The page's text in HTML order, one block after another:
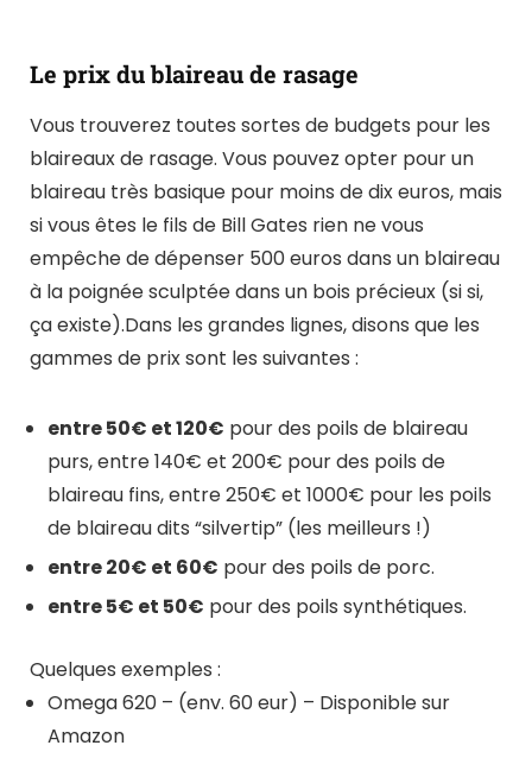
Le prix du blaireau de rasage
Vous trouverez toutes sortes de budgets pour les
blaireaux de rasage. Vous pouvez opter pour un
blaireau très basique pour moins de dix euros, mais
si vous êtes le fils de Bill Gates rien ne vous
empêche de dépenser 500 euros dans un blaireau
à la poignée sculptée dans un bois précieux (si si,
ça existe).Dans les grandes lignes, disons que les
gammes de prix sont les suivantes :
entre 50€ et 120€ pour des poils de blaireau
purs, entre 140€ et 200€ pour des poils de
blaireau fins, entre 250€ et 1000€ pour les poils
de blaireau dits “silvertip” (les meilleurs !)
entre 20€ et 60€ pour des poils de porc.
entre 5€ et 50€ pour des poils synthétiques.
Quelques exemples :
Omega 620 – (env. 60 eur) – Disponible sur
Amazon